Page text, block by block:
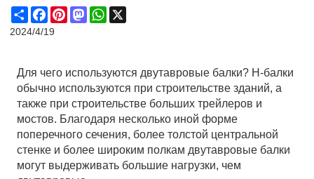
ShareFacebook
PinterestMastodonWhatsApp
2024/4/19
Для чего используются двутавровые балки? H-балки
обычно используются при строительстве зданий, а
также при строительстве больших трейлеров и
мостов. Благодаря несколько иной форме
поперечного сечения, более толстой центральной
стенке и более широким полкам двутавровые балки
могут выдерживать большие нагрузки, чем